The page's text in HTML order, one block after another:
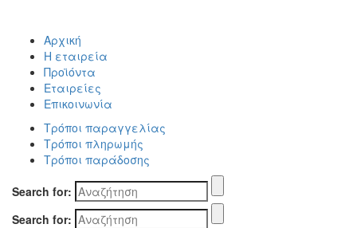
Αρχική
Η εταιρεία
Προϊόντα
Εταιρείες
Επικοινωνία
Τρόποι παραγγελίας
Τρόποι πληρωμής
Τρόποι παράδοσης
Search for:
Search for: